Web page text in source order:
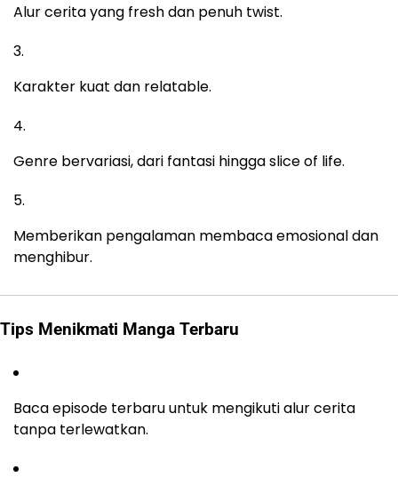
Alur cerita yang fresh dan penuh twist.
Karakter kuat dan relatable.
Genre bervariasi, dari fantasi hingga slice of life.
Memberikan pengalaman membaca emosional dan
menghibur.
Tips Menikmati Manga Terbaru
Baca episode terbaru untuk mengikuti alur cerita
tanpa terlewatkan.